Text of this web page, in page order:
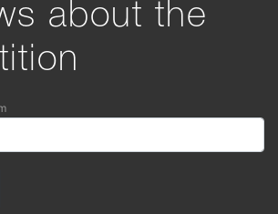
about the